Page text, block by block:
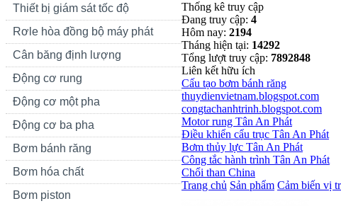
Thiết bị giám sát tốc độ
Rơle hòa đồng bộ máy phát
Cân băng định lượng
Động cơ rung
Động cơ một pha
Động cơ ba pha
Bơm bánh răng
Bơm hóa chất
Bơm piston
Thống kê truy cập
Đang truy cập: 4
Hôm nay: 2194
Tháng hiện tại: 14292
Tổng lượt truy cập: 7892848
Liên kết hữu ích
Cấu tạo bơm bánh răng
thuydienvietnam.blogspot.com
congtachanhtrinh.blogspot.com
Motor rung Tân An Phát
Điều khiển cẩu trục Tân An Phát
Bơm thủy lực Tân An Phát
Công tắc hành trình Tân An Phát
Chổi than China
Trang chủ Sản phẩm Cảm biến vị